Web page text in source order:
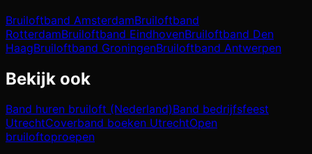
Bruiloftband AmsterdamBruiloftband
RotterdamBruiloftband EindhovenBruiloftband Den
HaagBruiloftband GroningenBruiloftband Antwerpen
Bekijk ook
Band huren bruiloft (Nederland)Band bedrijfsfeest
UtrechtCoverband boeken UtrechtOpen
bruiloftoproepen